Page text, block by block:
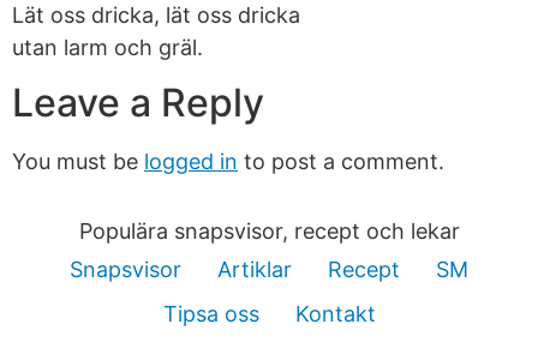
Lät oss dricka, lät oss dricka
utan larm och gräl.
Leave a Reply
You must be logged in to post a comment.
Populära snapsvisor, recept och lekar
Snapsvisor
Artiklar Recept
SM
Tipsa oss
Kontakt